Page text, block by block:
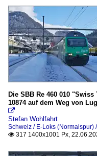
Brünigbahn (ex
Züge
IR und IC-Züge
Die SBB Re 460 010
10874 auf dem Weg von

Stefan Wohlfahrt
Schweiz / E-Loks (Normalspur)
 317 1400x1001 Px,